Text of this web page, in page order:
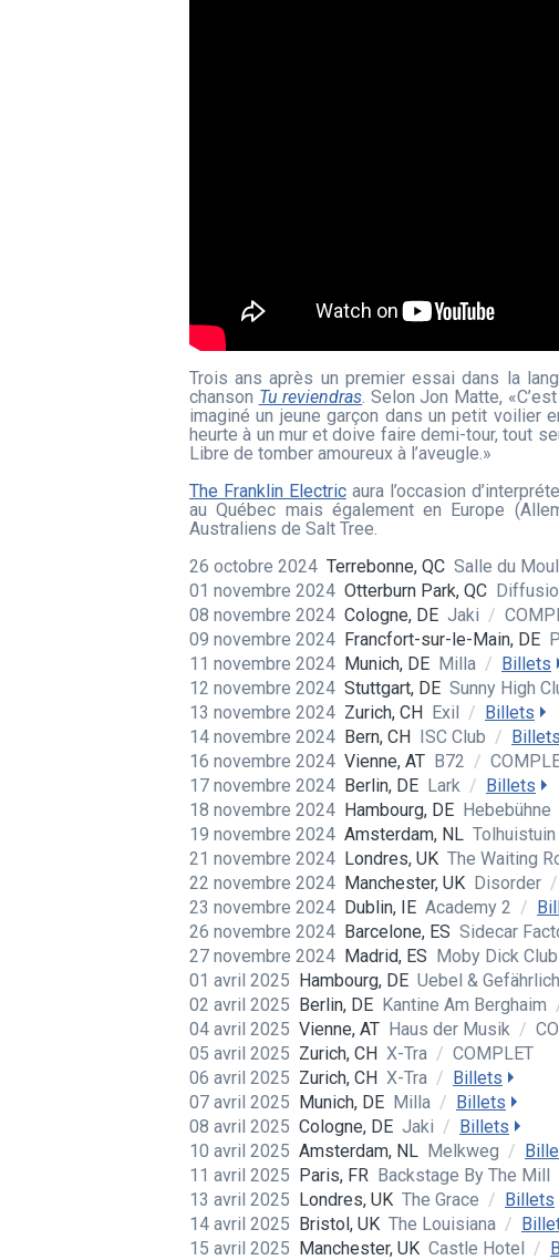
Trois ans après un premier essai dans la
chanson Tu reviendras . Selon Jon Matte,
imaginé un jeune garçon dans un petit voilier
heurte à un mur et doive faire demi-tour, tout
Libre de tomber amoureux à l’aveugle.»
The Franklin Electricaura l’occasion
au Québec mais également en Europe
Australiens de Salt Tree.
26 octobre 2024 Terrebonne, QC Salle du
01 novembre 2024 Otterburn Park, QC
08 novembre 2024 Cologne, DE Jaki /
09 novembre 2024 Francfort-sur-le-Main, DE
11 novembre 2024 Munich, DE Milla / Billets
12 novembre 2024 Stuttgart, DE Sunny High
13 novembre 2024 Zurich, CH Exil / Billets
14 novembre 2024 Bern, CH ISC Club / Billets
16 novembre 2024 Vienne, AT B72 /
17 novembre 2024 Berlin, DE Lark / Billets
18 novembre 2024 Hambourg, DE Hebebühne
19 novembre 2024 Amsterdam, NL Tolhuistuin
21 novembre 2024 Londres, UK The Waiting
22 novembre 2024 Manchester, UK Disorder /
23 novembre 2024 Dublin, IE Academy 2 /
26 novembre 2024 Barcelone, ES Sidecar
27 novembre 2024 Madrid, ES Moby Dick Club
01 avril 2025 Hambourg, DE Uebel & Gefährlich
02 avril 2025 Berlin, DE Kantine Am Berghaim
04 avril 2025 Vienne, AT Haus der Musik /
05 avril 2025 Zurich, CH X-Tra / COMPLET
06 avril 2025 Zurich, CH X-Tra / Billets
07 avril 2025 Munich, DE Milla / Billets
08 avril 2025 Cologne, DE Jaki / Billets
10 avril 2025 Amsterdam, NL Melkweg /
11 avril 2025 Paris, FR Backstage By The Mill
13 avril 2025 Londres, UK The Grace / Billets
14 avril 2025 Bristol, UK The Louisiana /
15 avril 2025 Manchester, UK Castle Hotel /